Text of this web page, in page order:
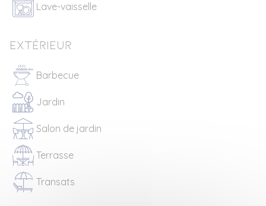
Lave-vaisselle
Extérieur
Barbecue
Jardin
Salon de jardin
Terrasse
Transats